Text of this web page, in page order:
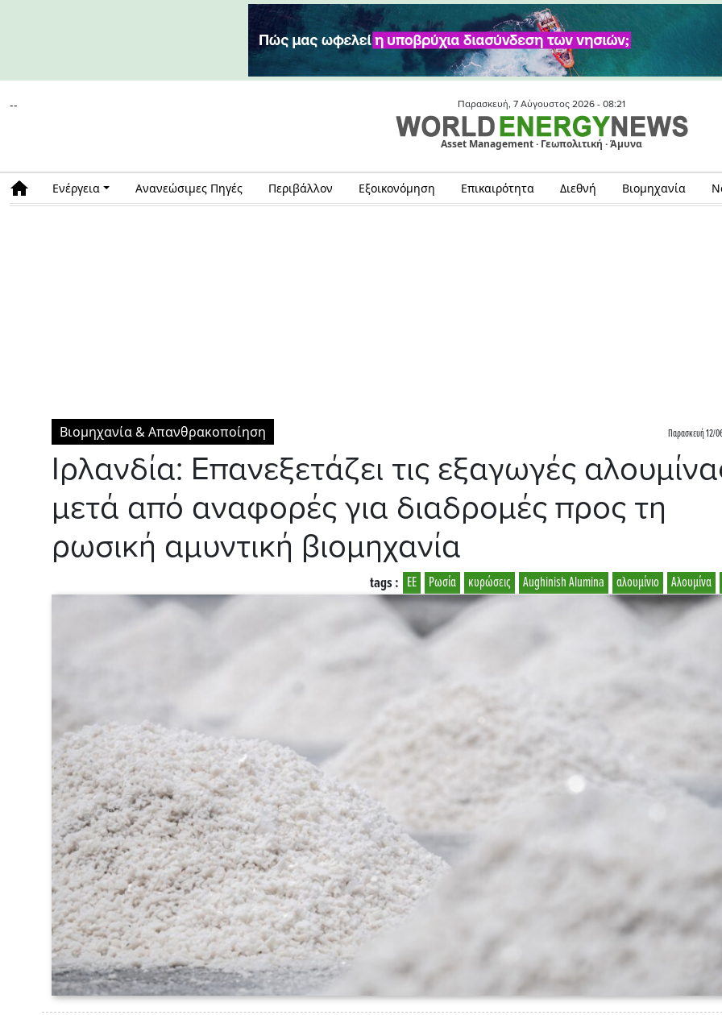
-- Παρασκευή, 7 Αύγουστος 2026 - 08:21
Asset Management · Γεωπολιτική · Άμυνα
Ενέργεια Ανανεώσιμες Πηγές Περιβάλλον Εξοικονόμηση Επικαιρότητα Διεθνή Βιομηχανία
Βιομηχανία & Απανθρακοποίηση Παρασκευή 12/
Ιρλανδία: Επανεξετάζει τις εξαγωγές
μετά από αναφορές για διαδρομές προς τη
ρωσική αμυντική βιομηχανία
Αλουμίνα
αλουμίνιο
Aughinish Alumina
κυρώσεις
Ρωσία
ΕΕ
tags :